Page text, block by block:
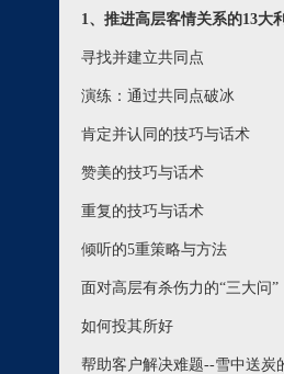
1、推进高层客情关系的13大
寻找并建立共同点
演练：通过共同点破冰
肯定并认同的技巧与话术
赞美的技巧与话术
重复的技巧与话术
倾听的5重策略与方法
面对高层有杀伤力的“三大问”
如何投其所好
帮助客户解决难题--雪中送炭